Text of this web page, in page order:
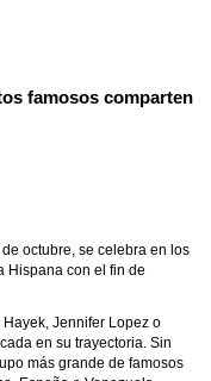
famosos comparten
octubre, se celebra en los
Hispana con el fin de
Jennifer Lopez o
en su trayectoria. Sin
más grande de famosos